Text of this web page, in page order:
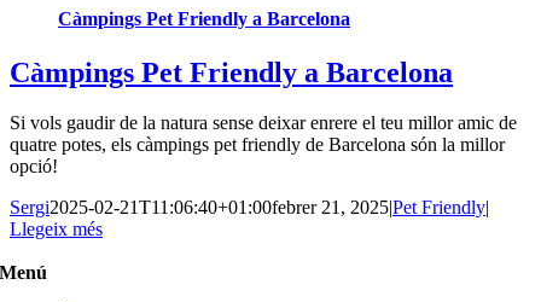
Càmpings Pet Friendly a Barcelona
Càmpings Pet Friendly a Barcelona
Si vols gaudir de la natura sense deixar enrere el teu millor amic de
quatre potes, els càmpings pet friendly de Barcelona són la millor
opció!
Sergi2025-02-21T11:06:40+01:00febrer 21, 2025|Pet Friendly|
Llegeix més
Menú